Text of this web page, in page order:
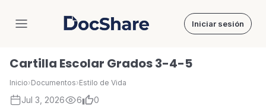
DocShare Iniciar sesión
Cartilla Escolar Grados 3-4-5
Inicio›Documentos›Estilo de Vida
Jul 3, 2026 6 0